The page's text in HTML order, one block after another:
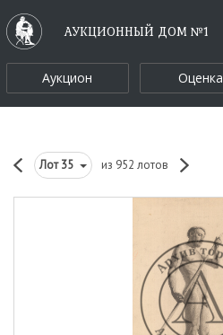
АУКЦИОННЫЙ ДОМ №1
Аукцион Оценка
Лот35 из 952 лотов